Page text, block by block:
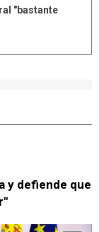
y defiende que
"bastante